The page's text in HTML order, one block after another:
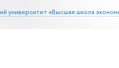
университет «Высшая школа